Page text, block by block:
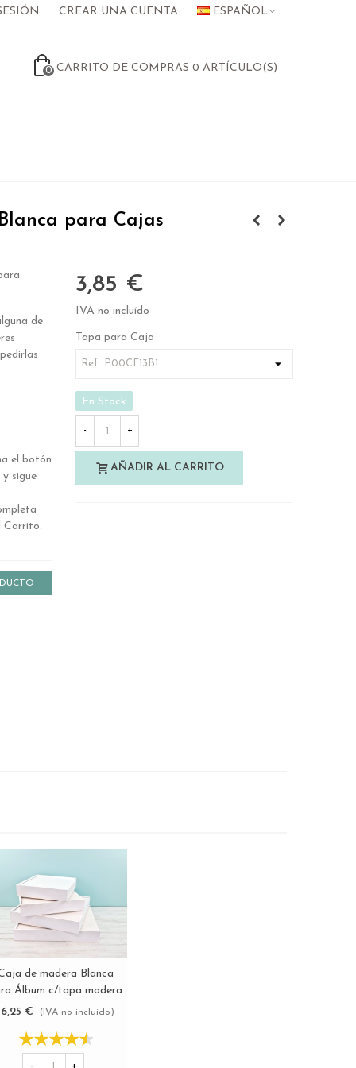
CREAR UNA CUENTA ESPAÑOL
0 CARRITO DE COMPRAS 0 ARTÍCULO(S)
para Cajas
de
el botón
sigue
Carrito.
3,85 €
IVA no incluído
Tapa para Caja
En Stock
- +
AÑADIR AL CARRITO
Ver más
de madera Blanca
Álbum c/tapa madera
varias medidas
€ (IVA no incluido)